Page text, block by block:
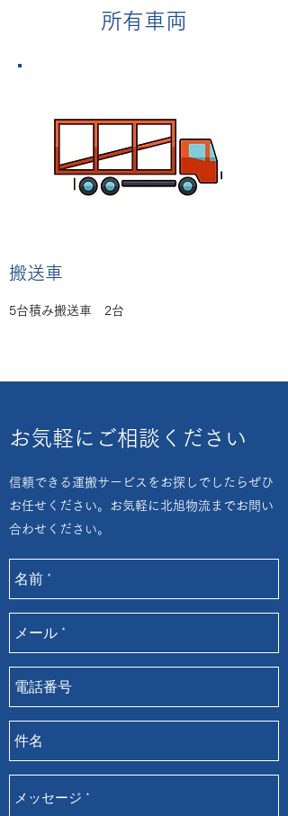
所有車両
​搬送車
5台積み搬送車 2台
お気軽にご相談ください
信頼できる運搬サービスをお探しでしたらぜひ
お任せください。お気軽に北旭物流までお問い
合わせください。